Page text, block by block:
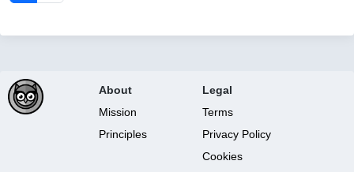
About
Mission
Principles
Legal
Terms
Privacy Policy
Cookies